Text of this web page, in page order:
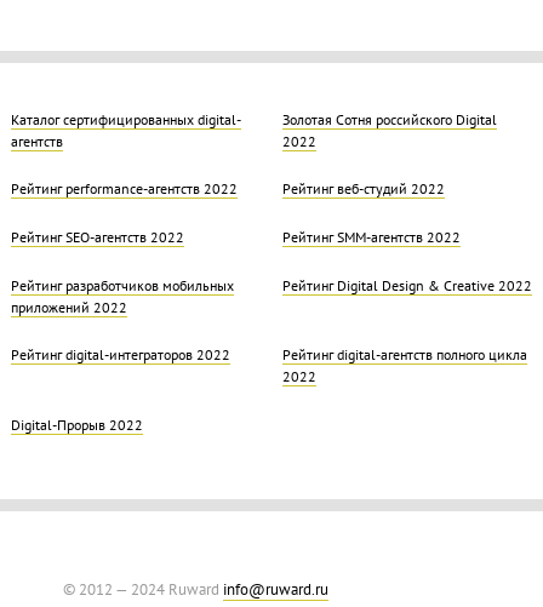
Каталог сертифицированных digital-
агентств
Золотая Cотня российского Digital
2022
Рейтинг performance-агентств 2022 Рейтинг веб-студий 2022
Рейтинг SEO-агентств 2022 Рейтинг SMM-агентств 2022
Рейтинг разработчиков мобильных
приложений 2022
Рейтинг Digital Design & Creative 2022
Рейтинг digital-интеграторов 2022
Рейтинг digital-агентств полного цикла
2022
Digital-Прорыв 2022
© 2012 — 2024 Ruward info@ruward.ru